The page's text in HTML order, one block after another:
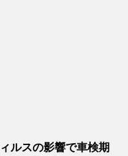
ルスの影響で車検期